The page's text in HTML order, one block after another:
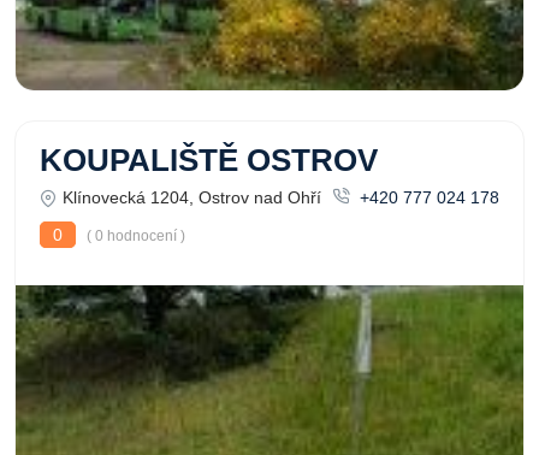
KOUPALIŠTĚ OSTROV
Klínovecká 1204, Ostrov nad Ohří
+420 777 024 178
0
( 0 hodnocení )